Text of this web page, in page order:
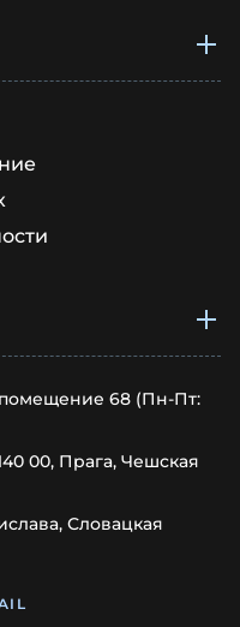
помещение 68 (Пн-Пт:
00, Прага, Чешская
Словацкая